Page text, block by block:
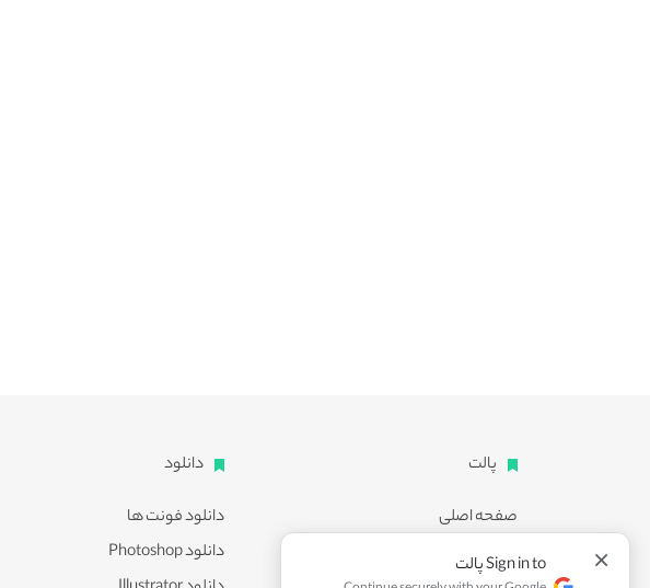
پالت
صفحه اصلی
اشتراک ویژه
دانلود
دانلود فونت ها
دانلود Photoshop
× Sign in to پالت